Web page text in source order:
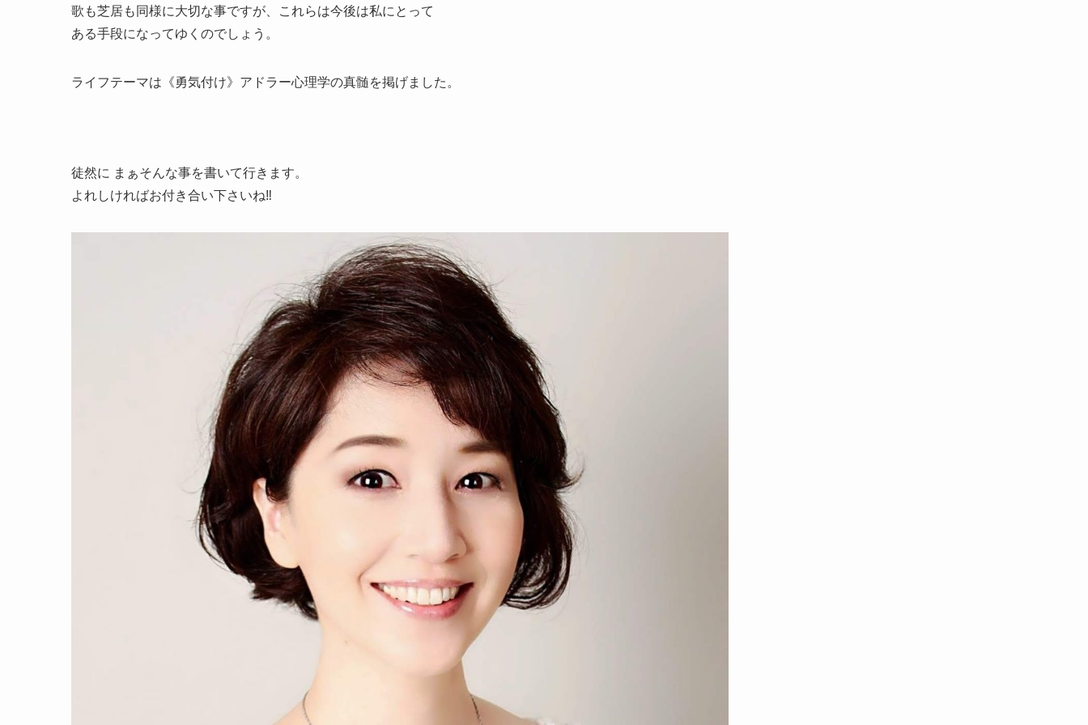
歌も芝居も同様に大切な事ですが、これらは今後は私にとって
ある手段になってゆくのでしょう。
ライフテーマは《勇気付け》アドラー心理学の真髄を掲げました。
徒然に まぁそんな事を書いて行きます。
よれしければお付き合い下さいね‼️